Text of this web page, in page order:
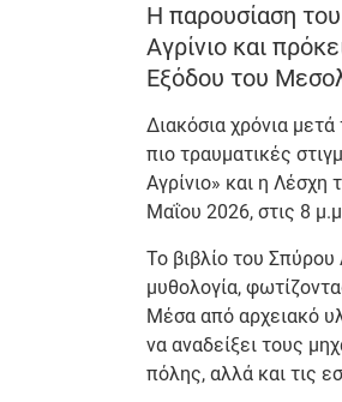
Η παρουσίαση
Αγρίνιο και
Εξόδου του
Διακόσια χρόνια
πιο τραυματικές
Αγρίνιο» και η
Μαΐου 2026, στις 8
Το βιβλίο του
μυθολογία,
Μέσα από αρχειακό
να αναδείξει τους
πόλης, αλλά και τις